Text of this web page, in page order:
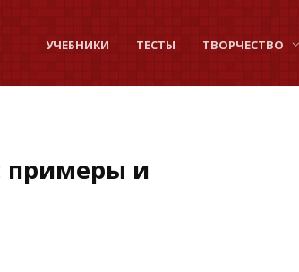
УЧЕБНИКИ ТЕСТЫ ТВОРЧЕСТВО
примеры и